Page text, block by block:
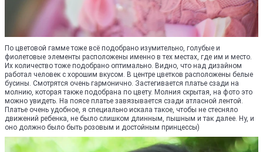
По цветовой гамме тоже всё подобрано изумительно, голубые и
фиолетовые элементы расположены именно в тех местах, где им и место.
Их количество тоже подобрано оптимально. Видно, что над дизайном
работал человек с хорошим вкусом. В центре цветков расположены белые
бусины. Смотрятся очень гармонично. Застегивается платье сзади на
молнию, которая также подобрана по цвету. Молния скрытая, на фото это
можно увидеть. На поясе платье завязывается сзади атласной лентой.
Платье очень удобное, я специально искала такое, чтобы не стесняло
движений ребенка, не было слишком длинным, пышным и так далее. Ну, и
оно должно было быть розовым и достойным принцессы)